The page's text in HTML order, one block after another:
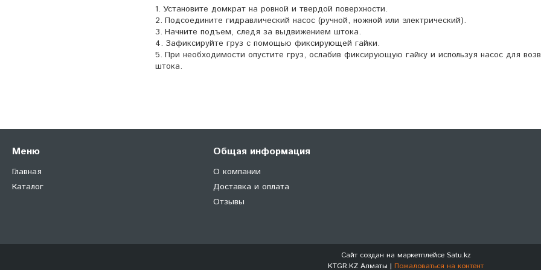
Установите домкрат на ровной и твердой поверхности.
Подсоедините гидравлический насос (ручной, ножной или электрический).
Начните подъем, следя за выдвижением штока.
Зафиксируйте груз с помощью фиксирующей гайки.
При необходимости опустите груз, ослабив фиксирующую гайку и используя насос для
штока.
Меню
Главная
Каталог
Общая информация
О компании
Доставка и оплата
Отзывы
Сайт создан на маркетплейсе Satu.kz
KTGR.KZ Алматы | Пожаловаться на контент